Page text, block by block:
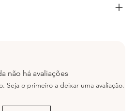
não há avaliações
Seja o primeiro a deixar uma avaliação.